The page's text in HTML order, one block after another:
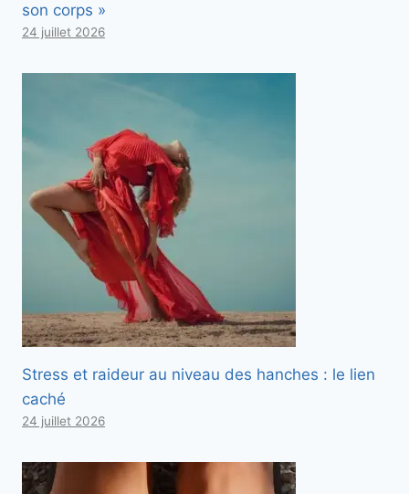
son corps »
24 juillet 2026
Stress et raideur au niveau des hanches : le lien
caché
24 juillet 2026